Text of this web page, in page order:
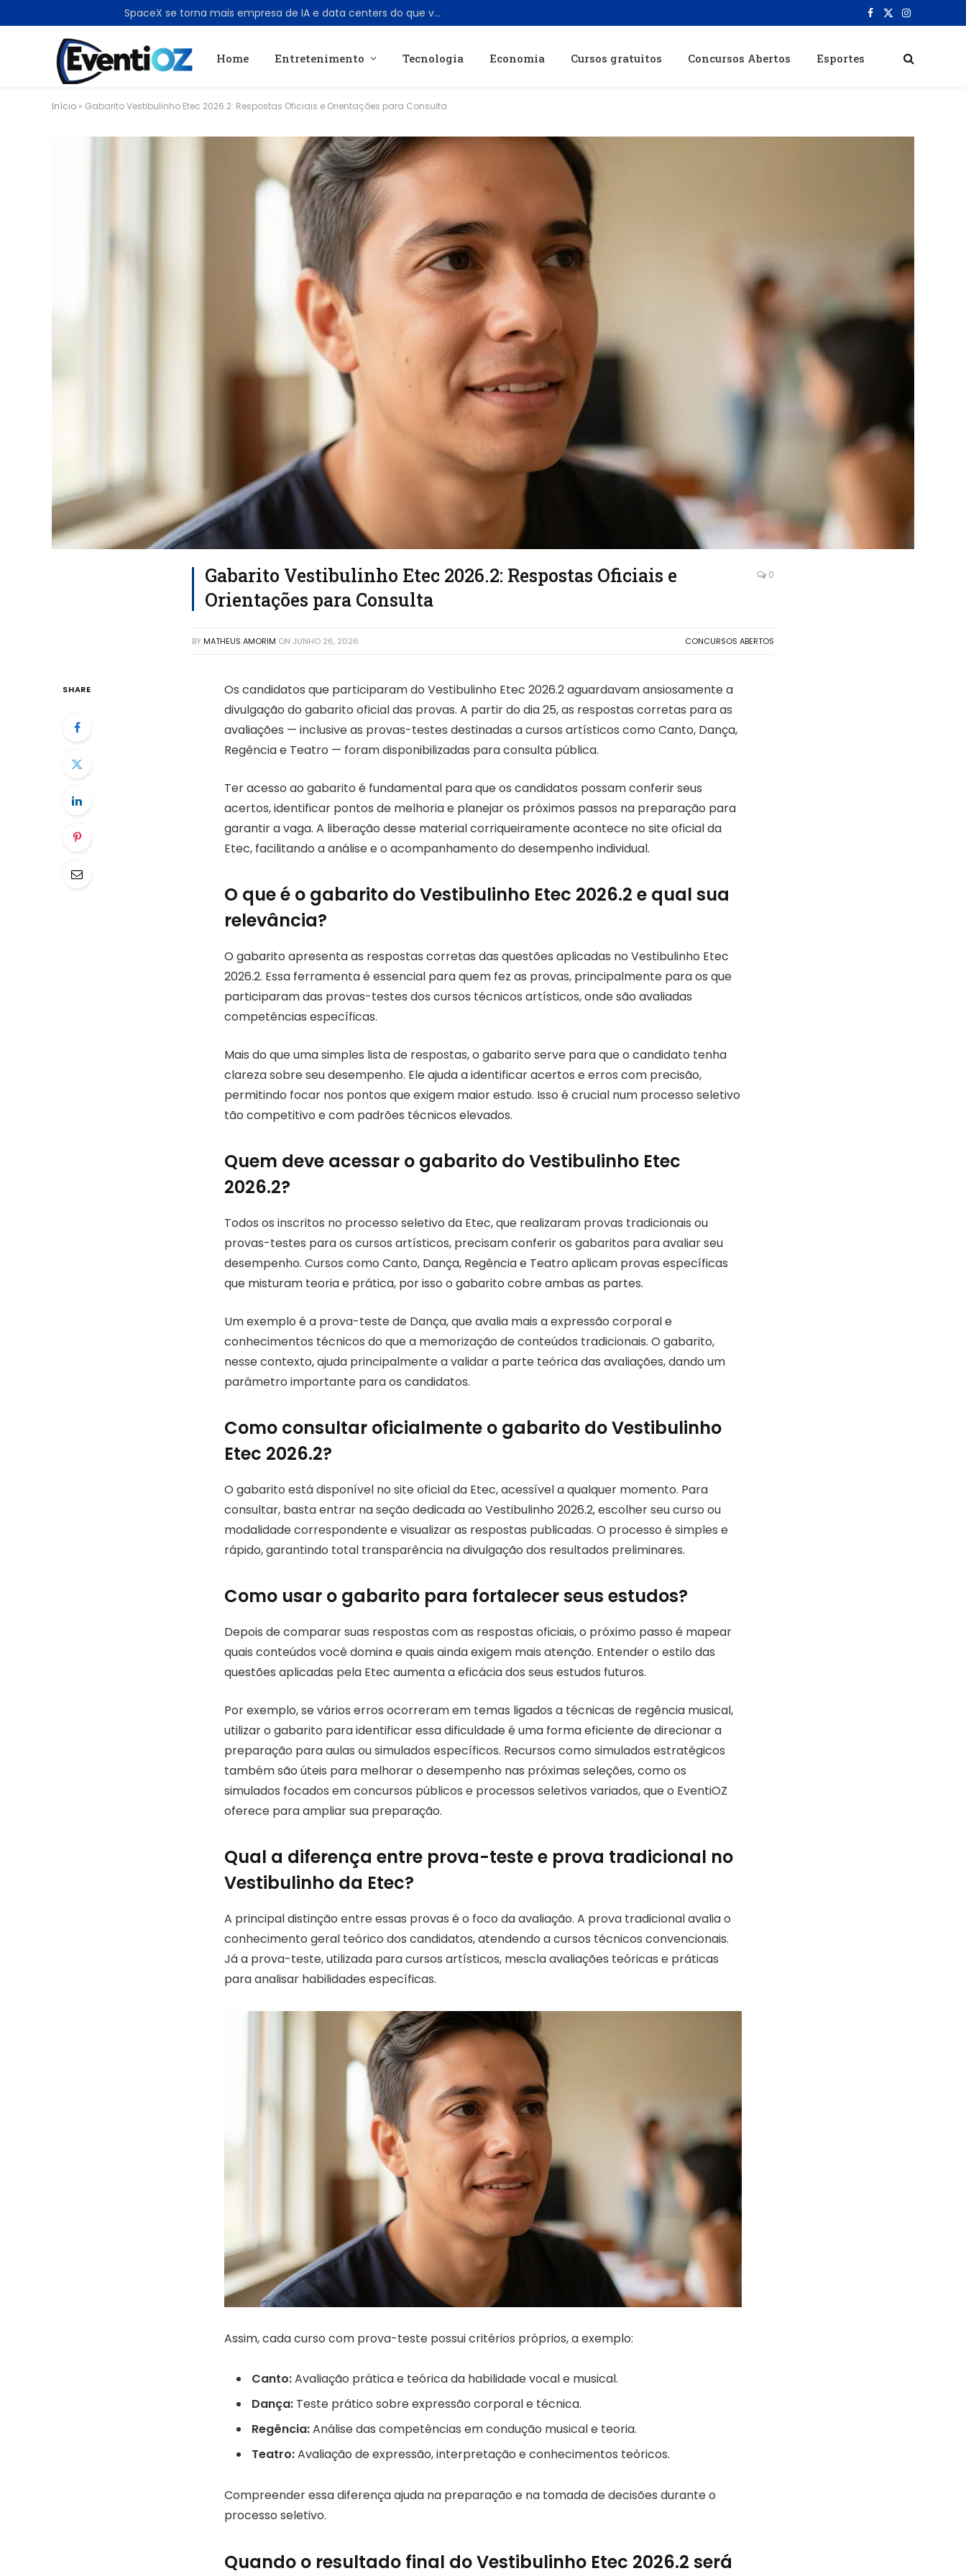
SpaceX se torna mais empresa de IA e data centers do que verdadeiramente espacial Facebook
X
Instagram
Home Entretenimento Tecnologia Economia Cursos gratuitos Concursos Abertos Esportes
Início » Gabarito Vestibulinho Etec 2026.2: Respostas Oficiais e Orientações para Consulta
Gabarito Vestibulinho Etec 2026.2: Respostas Oficiais e
Orientações para Consulta
0
BY MATHEUS AMORIM ON JUNHO 26, 2026 CONCURSOS ABERTOS
SHARE
Os candidatos que participaram do Vestibulinho Etec 2026.2 aguardavam ansiosamente a
divulgação do gabarito oficial das provas. A partir do dia 25, as respostas corretas para as
avaliações — inclusive as provas-testes destinadas a cursos artísticos como Canto, Dança,
Regência e Teatro — foram disponibilizadas para consulta pública.
Ter acesso ao gabarito é fundamental para que os candidatos possam conferir seus
acertos, identificar pontos de melhoria e planejar os próximos passos na preparação para
garantir a vaga. A liberação desse material corriqueiramente acontece no site oficial da
Etec, facilitando a análise e o acompanhamento do desempenho individual.
O que é o gabarito do Vestibulinho Etec 2026.2 e qual sua
relevância?
O gabarito apresenta as respostas corretas das questões aplicadas no Vestibulinho Etec
2026.2. Essa ferramenta é essencial para quem fez as provas, principalmente para os que
participaram das provas-testes dos cursos técnicos artísticos, onde são avaliadas
competências específicas.
Mais do que uma simples lista de respostas, o gabarito serve para que o candidato tenha
clareza sobre seu desempenho. Ele ajuda a identificar acertos e erros com precisão,
permitindo focar nos pontos que exigem maior estudo. Isso é crucial num processo seletivo
tão competitivo e com padrões técnicos elevados.
Quem deve acessar o gabarito do Vestibulinho Etec
2026.2?
Todos os inscritos no processo seletivo da Etec, que realizaram provas tradicionais ou
provas-testes para os cursos artísticos, precisam conferir os gabaritos para avaliar seu
desempenho. Cursos como Canto, Dança, Regência e Teatro aplicam provas específicas
que misturam teoria e prática, por isso o gabarito cobre ambas as partes.
Um exemplo é a prova-teste de Dança, que avalia mais a expressão corporal e
conhecimentos técnicos do que a memorização de conteúdos tradicionais. O gabarito,
nesse contexto, ajuda principalmente a validar a parte teórica das avaliações, dando um
parâmetro importante para os candidatos.
Como consultar oficialmente o gabarito do Vestibulinho
Etec 2026.2?
O gabarito está disponível no site oficial da Etec, acessível a qualquer momento. Para
consultar, basta entrar na seção dedicada ao Vestibulinho 2026.2, escolher seu curso ou
modalidade correspondente e visualizar as respostas publicadas. O processo é simples e
rápido, garantindo total transparência na divulgação dos resultados preliminares.
Como usar o gabarito para fortalecer seus estudos?
Depois de comparar suas respostas com as respostas oficiais, o próximo passo é mapear
quais conteúdos você domina e quais ainda exigem mais atenção. Entender o estilo das
questões aplicadas pela Etec aumenta a eficácia dos seus estudos futuros.
Por exemplo, se vários erros ocorreram em temas ligados a técnicas de regência musical,
utilizar o gabarito para identificar essa dificuldade é uma forma eficiente de direcionar a
preparação para aulas ou simulados específicos. Recursos como simulados estratégicos
também são úteis para melhorar o desempenho nas próximas seleções, como os
simulados focados em concursos públicos e processos seletivos variados, que o EventiOZ
oferece para ampliar sua preparação.
Qual a diferença entre prova-teste e prova tradicional no
Vestibulinho da Etec?
A principal distinção entre essas provas é o foco da avaliação. A prova tradicional avalia o
conhecimento geral teórico dos candidatos, atendendo a cursos técnicos convencionais.
Já a prova-teste, utilizada para cursos artísticos, mescla avaliações teóricas e práticas
para analisar habilidades específicas.
Assim, cada curso com prova-teste possui critérios próprios, a exemplo:
Canto:Avaliação prática e teórica da habilidade vocal e musical.
Dança: Teste prático sobre expressão corporal e técnica.
Regência:Análise das competências em condução musical e teoria.
Teatro:Avaliação de expressão, interpretação e conhecimentos teóricos.
Compreender essa diferença ajuda na preparação e na tomada de decisões durante o
processo seletivo.
Quando o resultado final do Vestibulinho Etec 2026.2 será